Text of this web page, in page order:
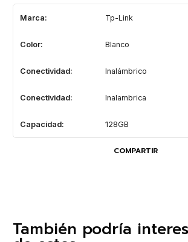
Marca: Tp-Link
Color: Blanco
Conectividad: Inalámbrico
Conectividad: Inalambrica
Capacidad: 128GB
COMPARTIR
También podría